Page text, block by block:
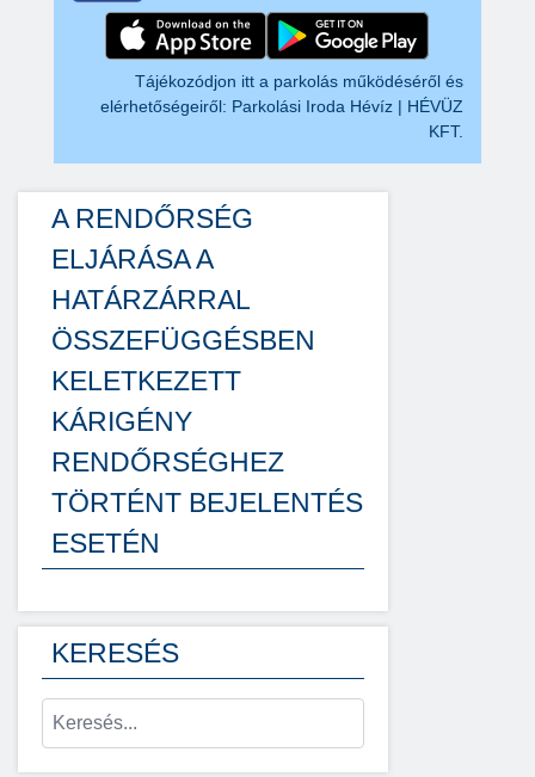
Tájékozódjon itt a parkolás működéséről és
elérhetőségeiről: Parkolási Iroda Hévíz | HÉVÜZ
KFT.
A RENDŐRSÉG
ELJÁRÁSA A
HATÁRZÁRRAL
ÖSSZEFÜGGÉSBEN
KELETKEZETT
KÁRIGÉNY
RENDŐRSÉGHEZ
TÖRTÉNT BEJELENTÉS
ESETÉN
KERESÉS